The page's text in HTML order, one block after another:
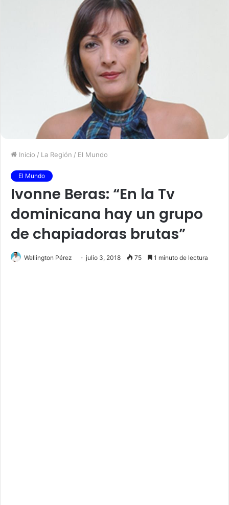
Inicio / La Región / El Mundo
El Mundo
Ivonne Beras: “En la Tv
dominicana hay un grupo
de chapiadoras brutas”
Wellington Pérez julio 3, 2018 75 1 minuto de lectura